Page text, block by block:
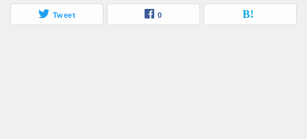
Tweet 0